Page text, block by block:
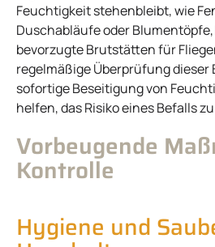
Feuchtigkeit stehenbleibt, wie
Duschabläufe oder
bevorzugte Brutstätten für
regelmäßige Überprüfung dieser
sofortige Beseitigung von
helfen, das Risiko eines Befalls
Vorbeugende
Kontrolle
Hygiene und